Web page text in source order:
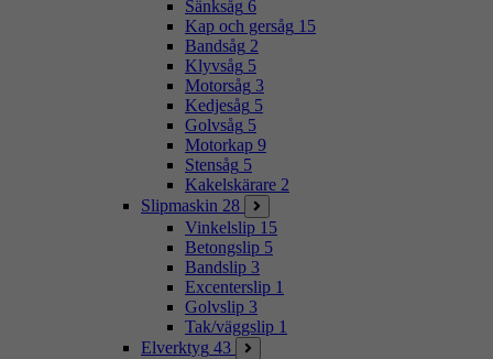
Sänksåg 6
Kap och gersåg 15
Bandsåg 2
Klyvsåg 5
Motorsåg 3
Kedjesåg 5
Golvsåg 5
Motorkap 9
Stensåg 5
Kakelskärare 2
Slipmaskin 28
Vinkelslip 15
Betongslip 5
Bandslip 3
Excenterslip 1
Golvslip 3
Tak/väggslip 1
Elverktyg 43